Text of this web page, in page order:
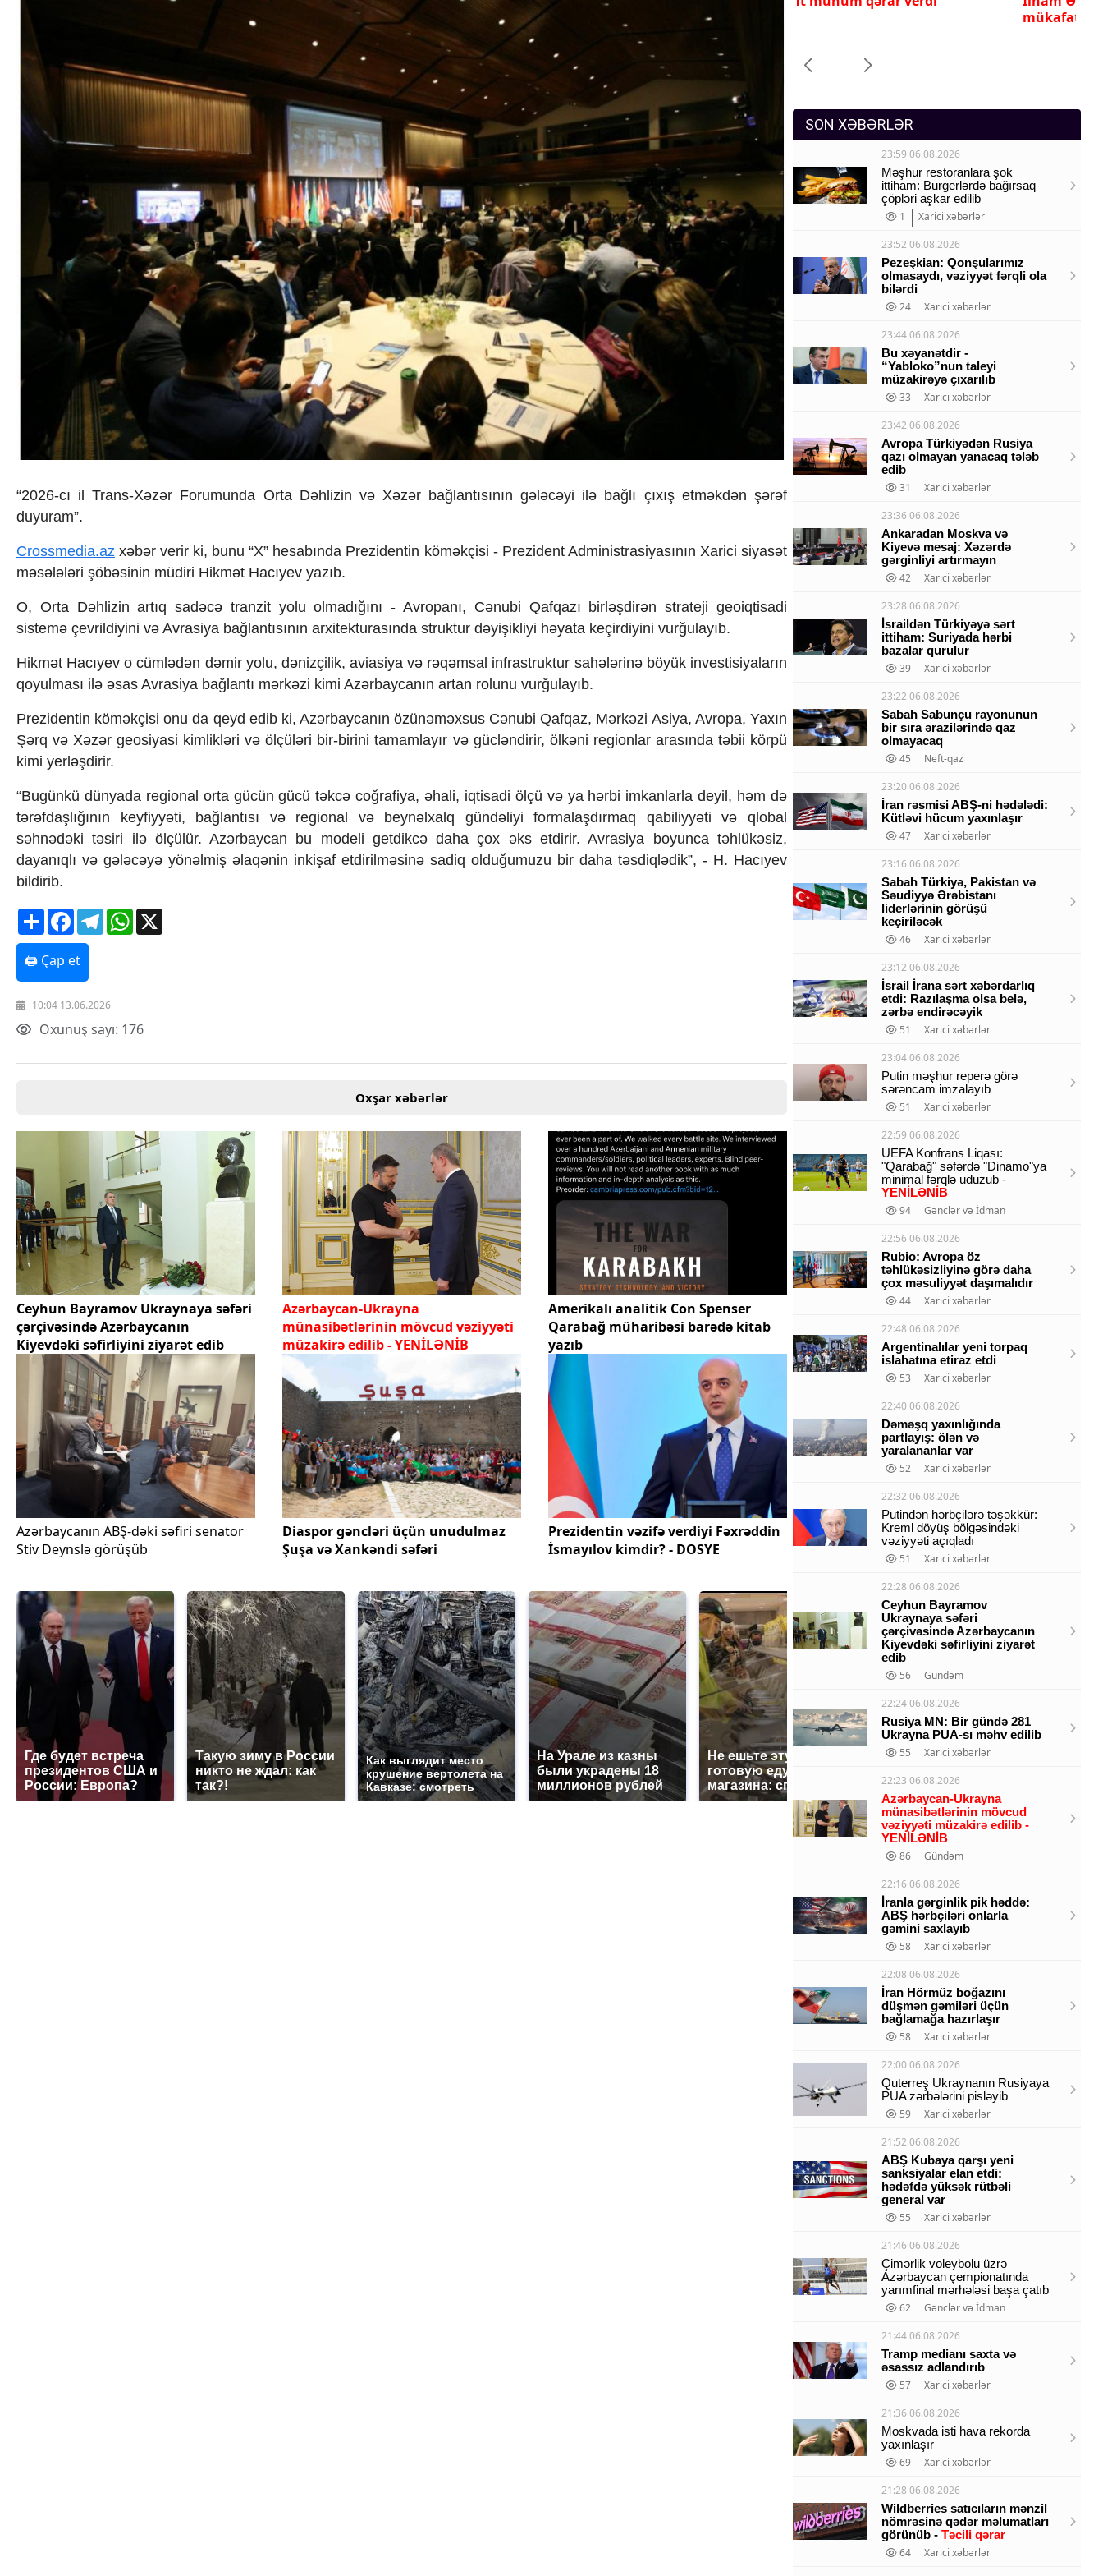
Mətbuat-150
İqtisadi
Sosioloji
Araşdırma
Multimedia
Foto
Video
Humanitar
Elm və təhsil
Diaspor
Yüksəliş hekayəsi
Mədəniyyətimizin Zəfəri
Zəfər Diasporu
Ailə və uşaq
İqtisadi xəbərlər
Energetika
Neft-qaz
Əmək və sosial siyasət
Kənd təsərrüfatı
Telekommunikasiya və nəqliyyat
COP29
Crossmedia.az - 1 yaş
Siyasət
Ekologiya
Zəfər - 5
Media və QHT
Hadisə
Sosium
Mənəvi dəyərlər
Texnologiya
Mətbuat-150
Əlaqə
Missiyamız
“2026-cı il Trans-Xəzər Forumunda Orta Dəhlizin və Xəzər bağlantısının gələcəyi ilə bağlı çıxış etməkdən şərəf
duyuram”.
Crossmedia.az xəbər verir ki, bunu “X” hesabında Prezidentin köməkçisi - Prezident Administrasiyasının Xarici siyasət
məsələləri şöbəsinin müdiri Hikmət Hacıyev yazıb.
O, Orta Dəhlizin artıq sadəcə tranzit yolu olmadığını - Avropanı, Cənubi Qafqazı birləşdirən strateji geoiqtisadi
sistemə çevrildiyini və Avrasiya bağlantısının arxitekturasında struktur dəyişikliyi həyata keçirdiyini vurğulayıb.
Hikmət Hacıyev o cümlədən dəmir yolu, dənizçilik, aviasiya və rəqəmsal infrastruktur sahələrinə böyük investisiyaların
qoyulması ilə əsas Avrasiya bağlantı mərkəzi kimi Azərbaycanın artan rolunu vurğulayıb.
Prezidentin köməkçisi onu da qeyd edib ki, Azərbaycanın özünəməxsus Cənubi Qafqaz, Mərkəzi Asiya, Avropa, Yaxın
Şərq və Xəzər geosiyasi kimlikləri və ölçüləri bir-birini tamamlayır və gücləndirir, ölkəni regionlar arasında təbii körpü
kimi yerləşdirir.
“Bugünkü dünyada regional orta gücün gücü təkcə coğrafiya, əhali, iqtisadi ölçü və ya hərbi imkanlarla deyil, həm də
tərəfdaşlığının keyfiyyəti, bağlantısı və regional və beynəlxalq gündəliyi formalaşdırmaq qabiliyyəti və qlobal
səhnədəki təsiri ilə ölçülür. Azərbaycan bu modeli getdikcə daha çox əks etdirir. Avrasiya boyunca təhlükəsiz,
dayanıqlı və gələcəyə yönəlmiş əlaqənin inkişaf etdirilməsinə sadiq olduğumuzu bir daha təsdiqlədik”, - H. Hacıyev
bildirib.
ShareFacebookTelegramWhatsApp
🖨 Çap et
10:04 13.06.2026
Oxunuş sayı: 176
Oxşar xəbərlər
Ceyhun Bayramov Ukraynaya səfəri
çərçivəsində Azərbaycanın
Kiyevdəki səfirliyini ziyarət edib
Azərbaycan-Ukrayna
münasibətlərinin mövcud vəziyyəti
müzakirə edilib - YENİLƏNİB
Amerikalı analitik Con Spenser
Qarabağ müharibəsi barədə kitab
yazıb
Azərbaycanın ABŞ-dəki səfiri senator
Stiv Deynslə görüşüb
Diaspor gəncləri üçün unudulmaz
Şuşa və Xankəndi səfəri
Prezidentin vəzifə verdiyi Fəxrəddin
İsmayılov kimdir? - DOSYE
Где будет встреча
президентов США и
России: Европа?
Такую зиму в России
никто не ждал: как
так?!
Как выглядит место
крушение вертолета на
Кавказе: смотреть
На Урале из казны
были украдены 18
миллионов рублей
Не ешьте эту
готовую еду из
магазина: список
В ОАЭ произошло
криптомиллионера
daimi nümayəndəsi geri çağırılıb
SON XƏBƏRLƏR
23:59 06.08.2026
Məşhur restoranlara şok
ittiham: Burgerlərdə bağırsaq
çöpləri aşkar edilib
1
Xarici xəbərlər
23:52 06.08.2026
Pezeşkian: Qonşularımız
olmasaydı, vəziyyət fərqli ola
bilərdi
24
Xarici xəbərlər
23:44 06.08.2026
Bu xəyanətdir -
“Yabloko”nun taleyi
müzakirəyə çıxarılıb
33
Xarici xəbərlər
23:42 06.08.2026
Avropa Türkiyədən Rusiya
qazı olmayan yanacaq tələb
edib
31
Xarici xəbərlər
23:36 06.08.2026
Ankaradan Moskva və
Kiyevə mesaj: Xəzərdə
gərginliyi artırmayın
42
Xarici xəbərlər
23:28 06.08.2026
İsraildən Türkiyəyə sərt
ittiham: Suriyada hərbi
bazalar qurulur
39
Xarici xəbərlər
23:22 06.08.2026
Sabah Sabunçu rayonunun
bir sıra ərazilərində qaz
olmayacaq
45
Neft-qaz
23:20 06.08.2026
İran rəsmisi ABŞ-ni hədələdi:
Kütləvi hücum yaxınlaşır
47
Xarici xəbərlər
23:16 06.08.2026
Sabah Türkiyə, Pakistan və
Səudiyyə Ərəbistanı
liderlərinin görüşü
keçiriləcək
46
Xarici xəbərlər
23:12 06.08.2026
İsrail İrana sərt xəbərdarlıq
etdi: Razılaşma olsa belə,
zərbə endirəcəyik
51
Xarici xəbərlər
23:04 06.08.2026
Putin məşhur reperə görə
sərəncam imzalayıb
51
Xarici xəbərlər
22:59 06.08.2026
UEFA Konfrans Liqası:
"Qarabağ" səfərdə "Dinamo"ya
minimal fərqlə uduzub -
YENİLƏNİB
94
Gənclər və İdman
22:56 06.08.2026
Rubio: Avropa öz
təhlükəsizliyinə görə daha
çox məsuliyyət daşımalıdır
44
Xarici xəbərlər
22:48 06.08.2026
Argentinalılar yeni torpaq
islahatına etiraz etdi
53
Xarici xəbərlər
22:40 06.08.2026
Dəməşq yaxınlığında
partlayış: ölən və
yaralananlar var
52
Xarici xəbərlər
22:32 06.08.2026
Putindən hərbçilərə təşəkkür:
Kreml döyüş bölgəsindəki
vəziyyəti açıqladı
51
Xarici xəbərlər
22:28 06.08.2026
Ceyhun Bayramov
Ukraynaya səfəri
çərçivəsində Azərbaycanın
Kiyevdəki səfirliyini ziyarət
edib
56
Gündəm
22:24 06.08.2026
Rusiya MN: Bir gündə 281
Ukrayna PUA-sı məhv edilib
55
Xarici xəbərlər
22:23 06.08.2026
Azərbaycan-Ukrayna
münasibətlərinin mövcud
vəziyyəti müzakirə edilib -
YENİLƏNİB
86
Gündəm
22:16 06.08.2026
İranla gərginlik pik həddə:
ABŞ hərbçiləri onlarla
gəmini saxlayıb
58
Xarici xəbərlər
22:08 06.08.2026
İran Hörmüz boğazını
düşmən gəmiləri üçün
bağlamağa hazırlaşır
58
Xarici xəbərlər
22:00 06.08.2026
Quterreş Ukraynanın Rusiyaya
PUA zərbələrini pisləyib
59
Xarici xəbərlər
21:52 06.08.2026
ABŞ Kubaya qarşı yeni
sanksiyalar elan etdi:
hədəfdə yüksək rütbəli
general var
55
Xarici xəbərlər
21:46 06.08.2026
Çimərlik voleybolu üzrə
Azərbaycan çempionatında
yarımfinal mərhələsi başa çatıb
62
Gənclər və İdman
21:44 06.08.2026
Tramp medianı saxta və
əsassız adlandırıb
57
Xarici xəbərlər
21:36 06.08.2026
Moskvada isti hava rekorda
yaxınlaşır
69
Xarici xəbərlər
21:28 06.08.2026
Wildberries satıcıların mənzil
nömrəsinə qədər məlumatları
görünüb - Təcili qərar
64
Xarici xəbərlər